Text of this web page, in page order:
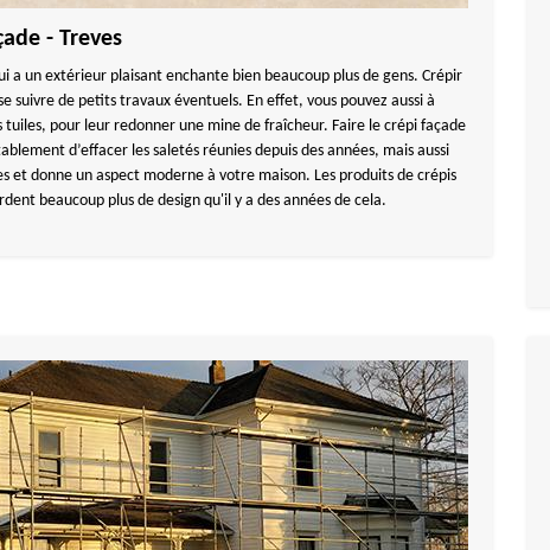
- Treves
a un extérieur plaisant enchante bien beaucoup plus de gens. Crépir
suivre de petits travaux éventuels. En effet, vous pouvez aussi à
tuiles, pour leur redonner une mine de fraîcheur. Faire le crépi façade
d’effacer les saletés réunies depuis des années, mais aussi
et donne un aspect moderne à votre maison. Les produits de crépis
beaucoup plus de design qu'il y a des années de cela.